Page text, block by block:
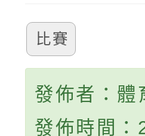
比賽
發佈者：體
發佈時間